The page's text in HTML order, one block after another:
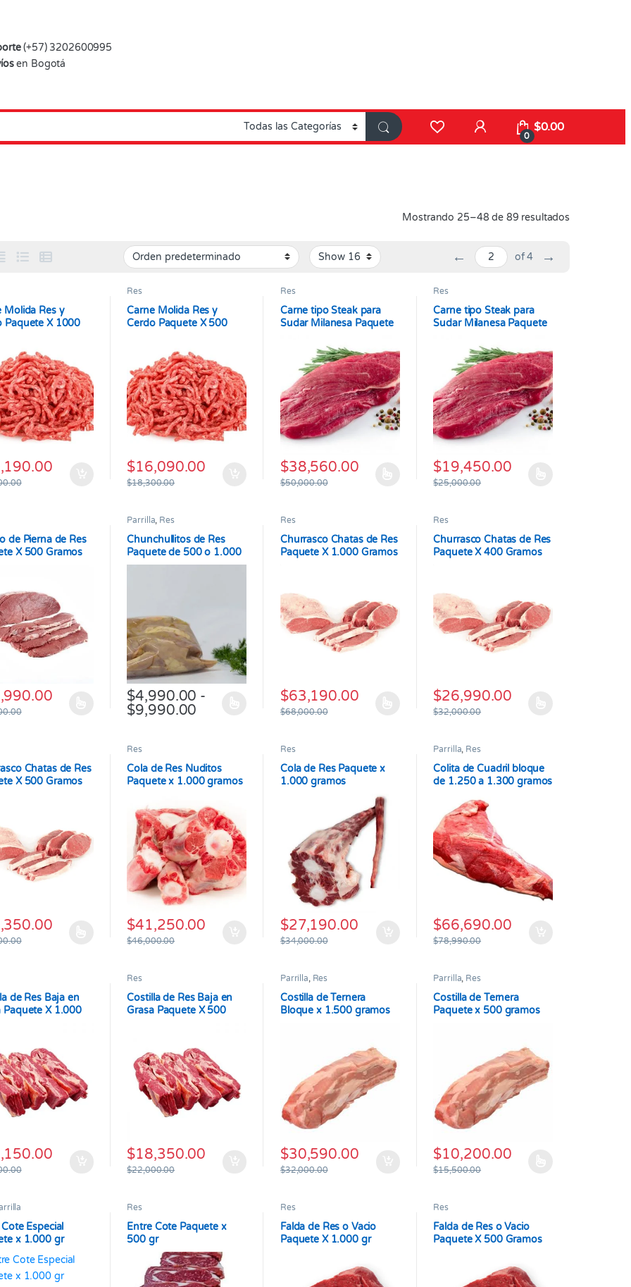
(+57) 3202600995
en Bogotá
0
$0.00
Mostrando 25–48 de 89 resultados
← of 4 →
Molida Res y
Paquete X 1000
Res
Carne Molida Res y
Cerdo Paquete X 500
$16,090.00
$18,300.00
Res
Carne tipo Steak para
Sudar Milanesa Paquete
$38,560.00
$50,000.00
Este producto tiene múltiples variantes. Las opciones se pueden elegir en
Res
Carne tipo Steak para
Sudar Milanesa Paquete
$19,450.00
$25,000.00
Este producto tiene múltiples variantes.
de Pierna de Res
X 500 Gramos
tiene múltiples variantes. Las opciones se pueden elegir en la página de producto
Parrilla, Res
Chunchullitos de Res
Paquete de 500 o 1.000
gramos
$4,990.00 -
$9,990.00 Rango de precios: desde $4,990.00 hasta $9,990.00
Este producto tiene múltiples variantes. Las opciones se pueden elegir en la página de producto
Res
Churrasco Chatas de Res
Paquete X 1.000 Gramos
$63,190.00
$68,000.00
Este producto tiene múltiples variantes. Las opciones se pueden elegir en
Res
Churrasco Chatas de Res
Paquete X 400 Gramos
$26,990.00
$32,000.00
Este producto tiene múltiples variantes.
Chatas de Res
X 500 Gramos
tiene múltiples variantes. Las opciones se pueden elegir en la página de producto
Res
Cola de Res Nuditos
Paquete x 1.000 gramos
$41,250.00
$46,000.00
Res
Cola de Res Paquete x
1.000 gramos
$27,190.00
$34,000.00
Parrilla, Res
Colita de Cuadril bloque
de 1.250 a 1.300 gramos
$66,690.00
$78,990.00
de Res Baja en
Paquete X 1.000
Res
Costilla de Res Baja en
Grasa Paquete X 500
$18,350.00
$22,000.00
Parrilla, Res
Costilla de Ternera
Bloque x 1.500 gramos
$30,590.00
$32,000.00
Parrilla, Res
Costilla de Ternera
Paquete x 500 gramos
$10,200.00
$15,500.00
Este producto tiene múltiples variantes.
Especial
x 1.000 gr
Res
Entre Cote Paquete x
500 gr
Res
Falda de Res o Vacio
Paquete X 1.000 gr
Res
Falda de Res o Vacio
Paquete X 500 Gramos